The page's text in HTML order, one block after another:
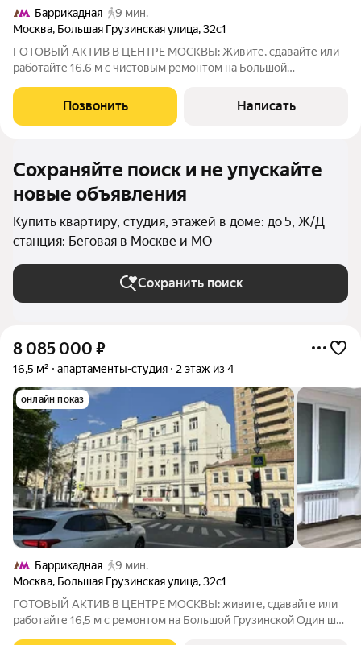
Баррикадная
9 мин.
Москва, Большая Грузинская улица,32с1
ГОТОВЫЙ АКТИВ В ЦЕНТРЕ МОСКВЫ: Живите, сдавайте или
работайте 16,6 м с чистовым ремонтом на Большой
шагах от Садового кольца. Больше не нужно стоять в пробках
всё рядом. Этот лот
Позвонить Написать
Сохраняйте поиск и не упускайте
новые объявления
Купить квартиру, студия, этажей в доме: до 5, Ж/Д
станция: Беговая в Москве и МО
Сохранить поиск
8 085 000 ₽
16,5 м² апартаменты-студия 2 этаж из 4
онлайн показ
Баррикадная
9 мин.
Москва, Большая Грузинская улица,32с1
ГОТОВЫЙ АКТИВ В ЦЕНТРЕ МОСКВЫ: живите, сдавайте или
работайте 16,5 м с ремонтом на Большой Грузинской Один шаг